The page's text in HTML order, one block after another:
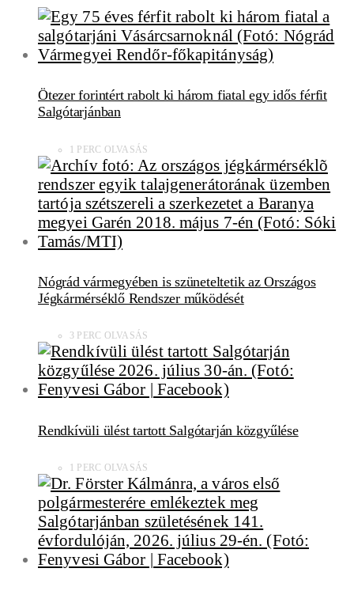
Ötezer forintért rabolt ki három fiatal egy idős férfit
Salgótarjánban
1 PERC OLVASÁS
Nógrád vármegyében is szüneteltetik az Országos
Jégkármérséklő Rendszer működését
3 PERC OLVASÁS
Rendkívüli ülést tartott Salgótarján közgyűlése
1 PERC OLVASÁS